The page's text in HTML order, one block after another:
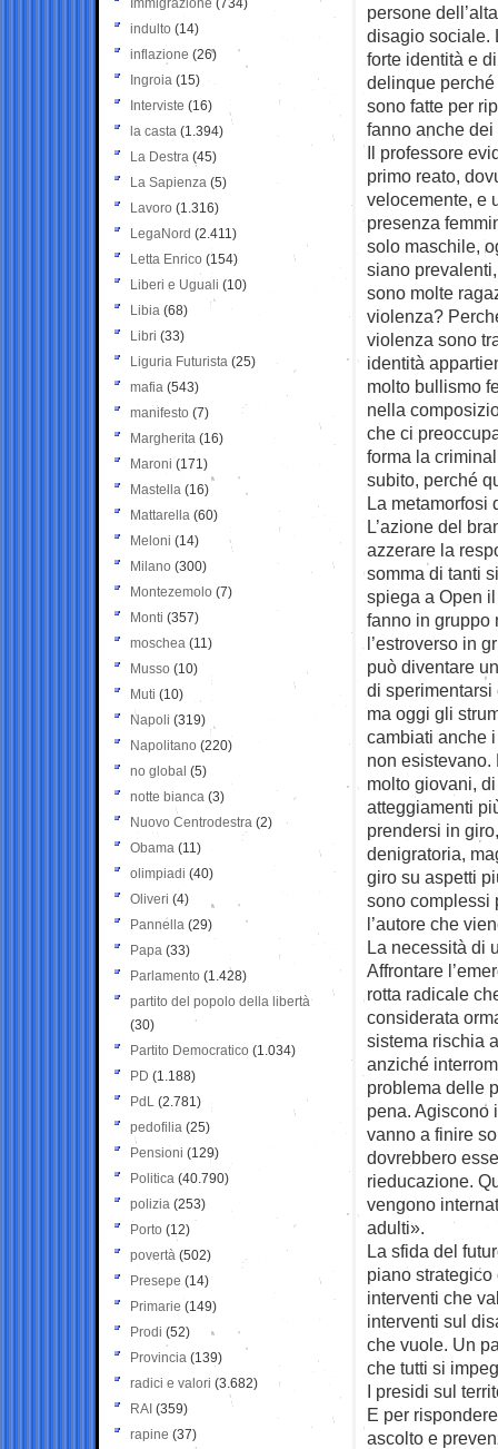
persone
disagio sociale.
forte identità e
delinque
sono fatte per
fanno anche dei
Il professore
primo reato,
velocemente, e
presenza
solo maschile,
siano
sono molte
violenza?
violenza sono
identità
molto bullismo
nella
che ci
forma la
subito, perché
La metamorfosi
L’azione del
azzerare la
somma di tanti
spiega a Open
fanno in gruppo
l’estroverso in
può diventare
di sperimentarsi
ma oggi gli
cambiati anche
non esistevano.
molto giovani,
atteggiamenti
prendersi in
denigratoria,
giro su aspetti
sono complessi
l’autore che
La necessità di
Affrontare
rotta radicale
considerata
sistema rischia
anziché
problema delle
pena. Agiscono
vanno a finire
dovrebbero
rieducazione.
vengono
adulti».
La sfida del
piano
interventi che
interventi sul
che vuole. Un
che tutti si
I presidi sul
E per
ascolto e
Immigrazione (734)
indulto (14)
inflazione (26)
Ingroia (15)
Interviste (16)
la casta (1.394)
La Destra (45)
La Sapienza (5)
Lavoro (1.316)
LegaNord (2.411)
Letta Enrico (154)
Liberi e Uguali (10)
Libia (68)
Libri (33)
Liguria Futurista (25)
mafia (543)
manifesto (7)
Margherita (16)
Maroni (171)
Mastella (16)
Mattarella (60)
Meloni (14)
Milano (300)
Montezemolo (7)
Monti (357)
moschea (11)
Musso (10)
Muti (10)
Napoli (319)
Napolitano (220)
no global (5)
notte bianca (3)
Nuovo Centrodestra (2)
Obama (11)
olimpiadi (40)
Oliveri (4)
Pannella (29)
Papa (33)
Parlamento (1.428)
partito del popolo della libertà
(30)
Partito Democratico (1.034)
PD (1.188)
PdL (2.781)
pedofilia (25)
Pensioni (129)
Politica (40.790)
polizia (253)
Porto (12)
povertà (502)
Presepe (14)
Primarie (149)
Prodi (52)
Provincia (139)
radici e valori (3.682)
RAI (359)
rapine (37)